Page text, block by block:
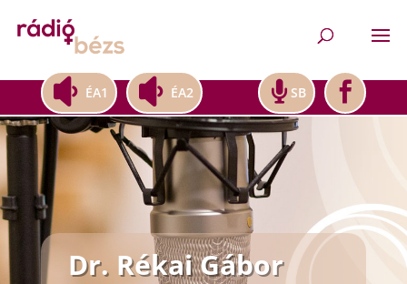
ÉA1 ÉA2 SB
Dr. Rékai Gábor